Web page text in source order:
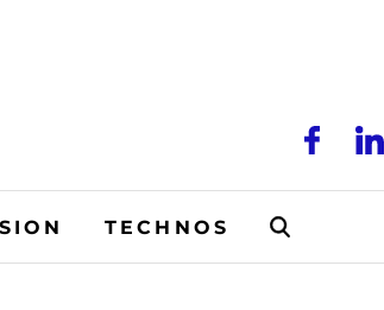
TECHNOS